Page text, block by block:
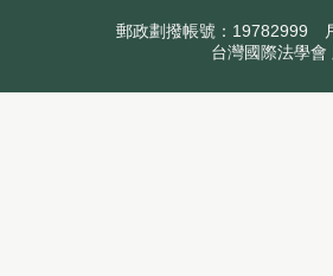
郵政劃撥帳號：19782999
台灣國際法學